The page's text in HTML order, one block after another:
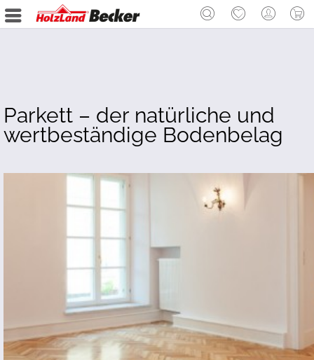
Parkett – der natürliche und
wertbeständige Bodenbelag